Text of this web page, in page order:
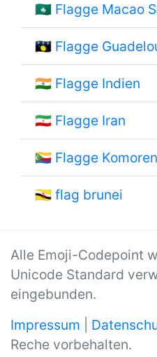
🇲🇴 Flagge Macao
🇬🇵 Flagge
🇮🇳 Flagge Indien
🇮🇷 Flagge Iran
🇰🇲 Flagge Komoren
🇧🇳 flag brunei
Alle Emoji-Codepoint
Unicode Standard
eingebunden.
Impressum
Reche vorbehalten.